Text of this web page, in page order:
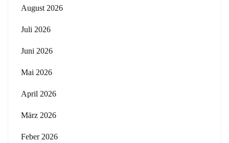
August 2026
Juli 2026
Juni 2026
Mai 2026
April 2026
März 2026
Feber 2026